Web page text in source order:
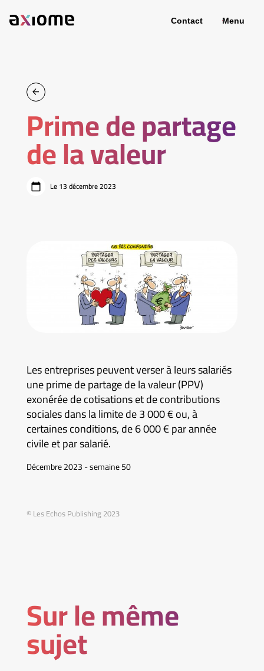
Contact Menu
Prime de partage
de la valeur
Le 13 décembre 2023
Les entreprises peuvent verser à leurs salariés
une prime de partage de la valeur (PPV)
exonérée de cotisations et de contributions
sociales dans la limite de 3 000 € ou, à
certaines conditions, de 6 000 € par année
civile et par salarié.
Décembre 2023 - semaine 50
© Les Echos Publishing 2023
Sur le même
sujet